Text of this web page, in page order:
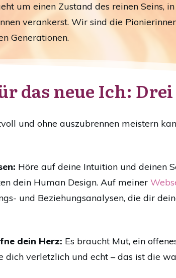
um einen Zustand des reinen Seins,
verankerst. Wir sind die
Generationen.
das neue Ich:
und ohne auszubrennen meistern
Höre auf deine Intuition und deinen
dein Human Design. Auf meiner
und Beziehungsanalysen, die dir
dein Herz: Es braucht Mut, ein
dich verletzlich und echt – das ist die